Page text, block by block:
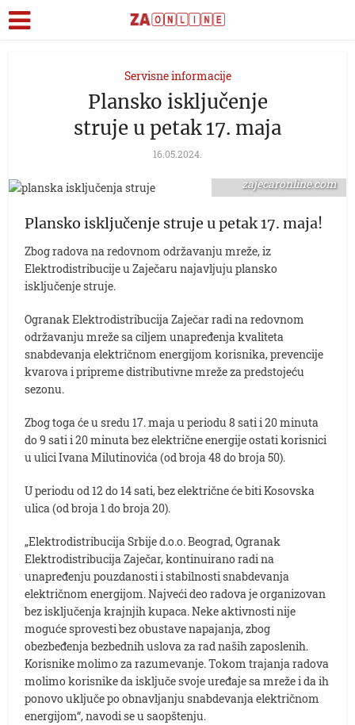
Servisne informacije
Plansko isključenje
struje u petak 17. maja
16.05.2024.
zajecaronline.com
Plansko isključenje struje u petak 17. maja!
Zbog radova na redovnom održavanju mreže, iz
Elektrodistribucije u Zaječaru najavljuju plansko
isključenje struje.
Ogranak Elektrodistribucija Zaječar radi na redovnom
održavanju mreže sa ciljem unapređenja kvaliteta
snabdevanja električnom energijom korisnika, prevencije
kvarova i pripreme distributivne mreže za predstojeću
sezonu.
Zbog toga će u sredu 17. maja u periodu 8 sati i 20 minuta
do 9 sati i 20 minuta bez električne energije ostati korisnici
u ulici Ivana Milutinovića (od broja 48 do broja 50).
U periodu od 12 do 14 sati, bez električne će biti Kosovska
ulica (od broja 1 do broja 20).
„Elektrodistribucija Srbije d.o.o. Beograd, Ogranak
Elektrodistribucija Zaječar, kontinuirano radi na
unapređenju pouzdanosti i stabilnosti snabdevanja
električnom energijom. Najveći deo radova je organizovan
bez isključenja krajnjih kupaca. Neke aktivnosti nije
moguće sprovesti bez obustave napajanja, zbog
obezbeđenja bezbednih uslova za rad naših zaposlenih.
Korisnike molimo za razumevanje. Tokom trajanja radova
molimo korisnike da isključe svoje uređaje sa mreže i da ih
ponovo uključe po obnavljanju snabdevanja električnom
energijom“, navodi se u saopštenju.